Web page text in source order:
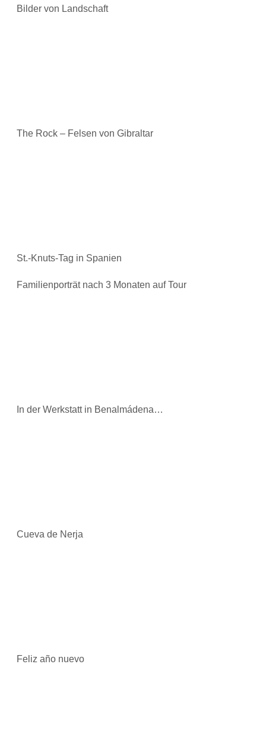
Bilder von Landschaft
The Rock – Felsen von Gibraltar
St.-Knuts-Tag in Spanien
Familienporträt nach 3 Monaten auf Tour
In der Werkstatt in Benalmádena…
Cueva de Nerja
Feliz año nuevo